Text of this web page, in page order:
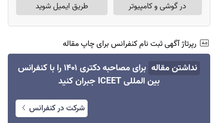
در گوشی و کامپیوتر
طریق ایمیل شوید
رپرتاژ آگهی ثبت نام کنفرانس برای چاپ مقاله
نداشتن مقاله
برای مصاحبه دکتری ۱۴۰۱ را با کنفرانس
بین المللی ICEET جبران کنید
شرکت در کنفرانس